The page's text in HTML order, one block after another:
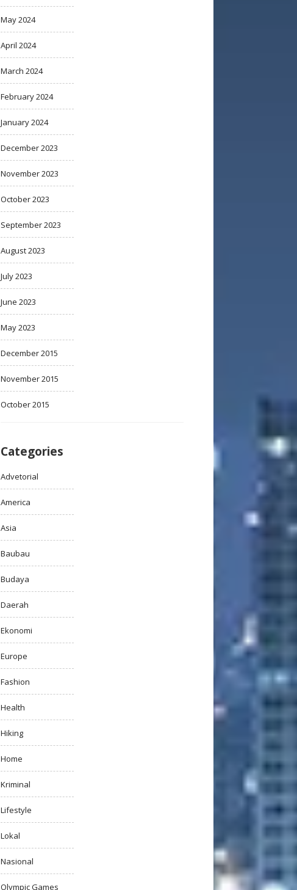
May 2024
April 2024
March 2024
February 2024
January 2024
December 2023
November 2023
October 2023
September 2023
August 2023
July 2023
June 2023
May 2023
December 2015
November 2015
October 2015
Categories
Advetorial
America
Asia
Baubau
Budaya
Daerah
Ekonomi
Europe
Fashion
Health
Hiking
Home
Kriminal
Lifestyle
Lokal
Nasional
Olympic Games